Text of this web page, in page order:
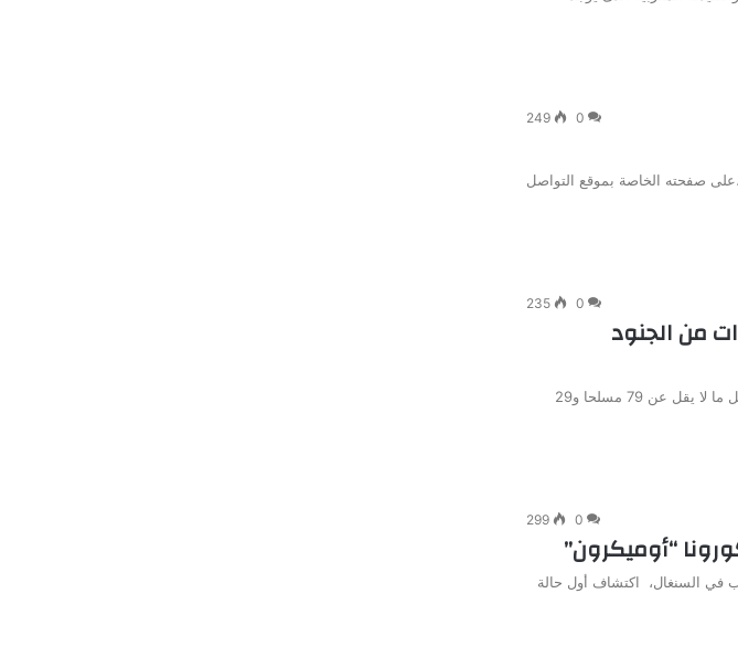
0
249
،على صفحته الخاصة بموقع التواصل
0
235
من الجنود
أنباء انفو- أعلن مصدر عسكري فى النيجر اليوم الإثنين ‘ مقتل ما لا يقل عن 79 مسلحا و29
0
299
“أوميكرون”
في السنغال، اكتشاف أول حالة